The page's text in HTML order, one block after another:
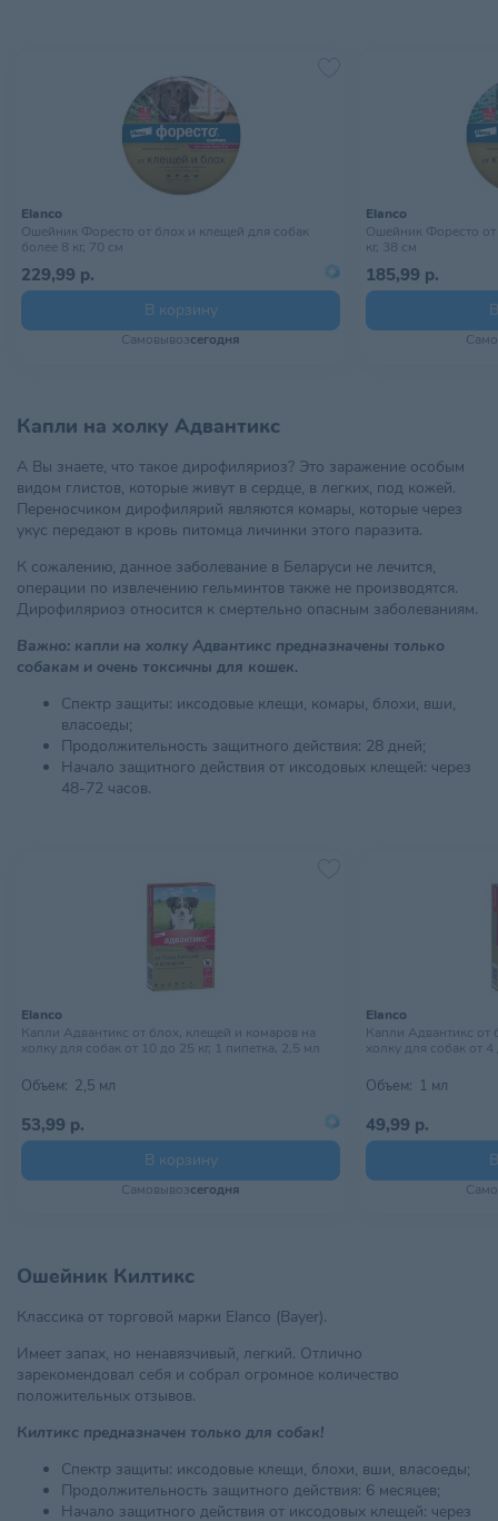
Elanco
Ошейник Форесто от блох и клещей для собак
более 8 кг, 70 см
229,99 р.
В корзину
Самовывозсегодня
Elanco
Ошейник Форесто
кг, 38 см
185,99 р.
Капли на холку Адвантикс
А Вы знаете, что такое дирофиляриоз? Это заражение особым
видом глистов, которые живут в сердце, в легких, под кожей.
Переносчиком дирофилярий являются комары, которые через
укус передают в кровь питомца личинки этого паразита.
К сожалению, данное заболевание в Беларуси не лечится,
операции по извлечению гельминтов также не производятся.
Дирофиляриоз относится к смертельно опасным заболеваниям.
Важно: капли на холку Адвантикс предназначены только
собакам и очень токсичны для кошек.
Спектр защиты: иксодовые клещи, комары, блохи, вши,
власоеды;
Продолжительность защитного действия: 28 дней;
Начало защитного действия от иксодовых клещей: через
48-72 часов.
Elanco
Капли Адвантикс от блох, клещей и комаров на
холку для собак от 10 до 25 кг, 1 пипетка, 2,5 мл
Объем: 2,5 мл
53,99 р.
В корзину
Самовывозсегодня
Elanco
Капли Адвантикс от
холку для собак от
Объем: 1 мл
49,99 р.
Ошейник Килтикс
Классика от торговой марки Elanco (Bayer).
Имеет запах, но ненавязчивый, легкий. Отлично
зарекомендовал себя и собрал огромное количество
положительных отзывов.
Килтикс предназначен только для собак!
Спектр защиты: иксодовые клещи, блохи, вши, власоеды;
Продолжительность защитного действия: 6 месяцев;
Начало защитного действия от иксодовых клещей: через